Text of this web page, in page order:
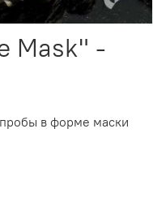
Mask" -
пробы в форме маски